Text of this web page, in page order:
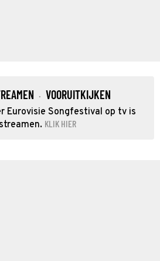
· VOORUITKIJKEN
Eurovisie Songfestival op tv is
KLIK HIER